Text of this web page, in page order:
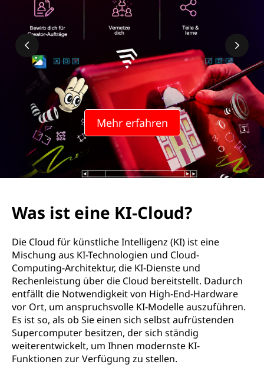
Mehr erfahren
Was ist eine KI-Cloud?
Die Cloud für künstliche Intelligenz (KI) ist eine
Mischung aus KI-Technologien und Cloud-
Computing-Architektur, die KI-Dienste und
Rechenleistung über die Cloud bereitstellt. Dadurch
entfällt die Notwendigkeit von High-End-Hardware
vor Ort, um anspruchsvolle KI-Modelle auszuführen.
Es ist so, als ob Sie einen sich selbst aufrüstenden
Supercomputer besitzen, der sich ständig
weiterentwickelt, um Ihnen modernste KI-
Funktionen zur Verfügung zu stellen.